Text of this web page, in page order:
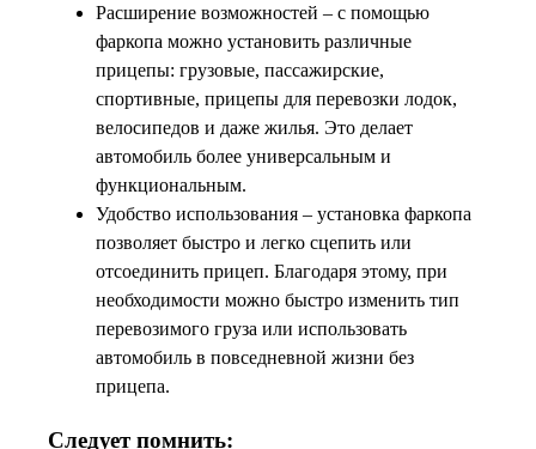
Расширение возможностей – с помощью
фаркопа можно установить различные
прицепы: грузовые, пассажирские,
спортивные, прицепы для перевозки лодок,
велосипедов и даже жилья. Это делает
автомобиль более универсальным и
функциональным.
Удобство использования – установка фаркопа
позволяет быстро и легко сцепить или
отсоединить прицеп. Благодаря этому, при
необходимости можно быстро изменить тип
перевозимого груза или использовать
автомобиль в повседневной жизни без
прицепа.
Следует помнить: